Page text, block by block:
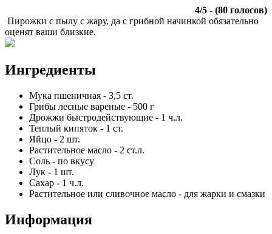
4/5 - (80 голосов)
Пирожки с пылу с жару, да с грибной начинкой обязательно
оценят ваши близкие.
Ингредиенты
Мука пшеничная - 3,5 ст.
Грибы лесные вареные - 500 г
Дрожжи быстродействующие - 1 ч.л.
Теплый кипяток - 1 ст.
Яйцо - 2 шт.
Растительное масло - 2 ст.л.
Соль - по вкусу
Лук - 1 шт.
Сахар - 1 ч.л.
Растительное или сливочное масло - для жарки и смазки
Информация